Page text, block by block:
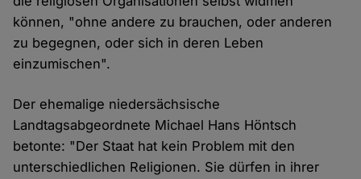
können, "ohne andere zu brauchen, oder anderen
zu begegnen, oder sich in deren Leben
einzumischen".
Der ehemalige niedersächsische
Landtagsabgeordnete Michael Hans Höntsch
betonte: "Der Staat hat kein Problem mit den
unterschiedlichen Religionen. Sie dürfen in ihrer